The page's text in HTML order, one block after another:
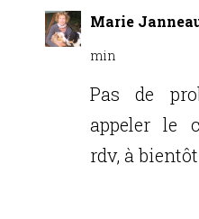
Marie
min
Pas de
appeler le
rdv, à